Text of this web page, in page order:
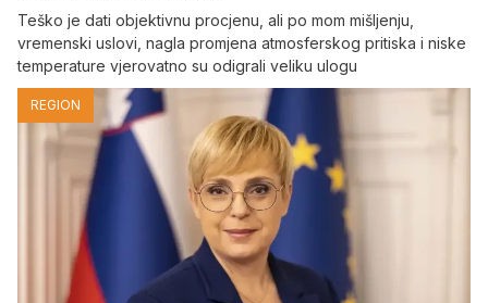
Teško je dati objektivnu procjenu, ali po mom mišljenju,
vremenski uslovi, nagla promjena atmosferskog pritiska i niske
temperature vjerovatno su odigrali veliku ulogu
REGION